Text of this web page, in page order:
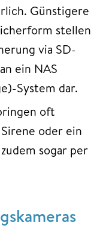
Günstigere
stellen
via SD-
ein NAS
System dar.
oft
oder ein
sogar per